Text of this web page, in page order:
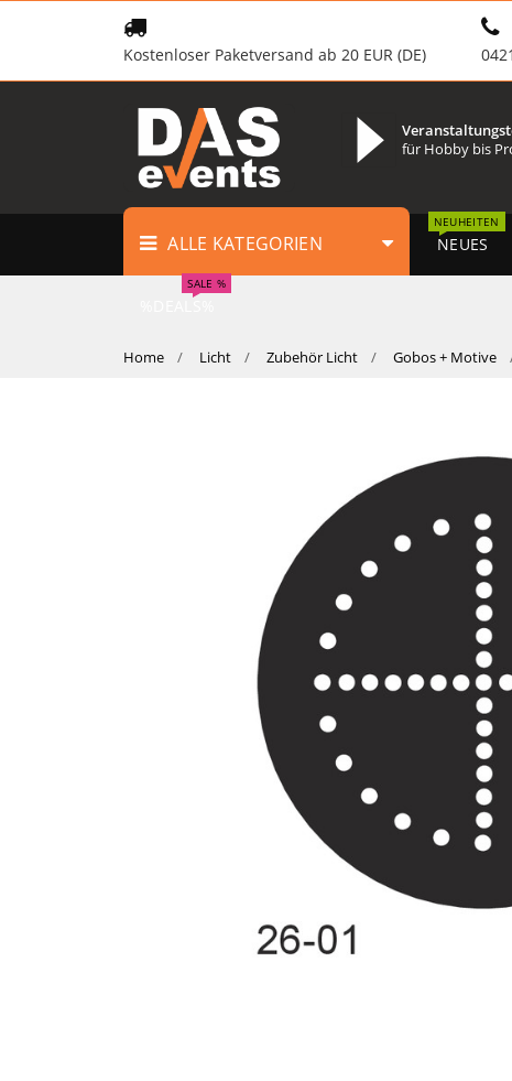
Kostenloser Paketversand ab 20 EUR (DE)
für Hobby bis
ALLE KATEGORIEN NEUES
NEUHEITEN
SALE %
Home Licht Zubehör Licht Gobos + Motive